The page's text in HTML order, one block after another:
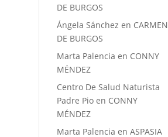
DE BURGOS
Ángela Sánchez en CARMEN
DE BURGOS
Marta Palencia en CONNY
MÉNDEZ
Centro De Salud Naturista
Padre Pio en CONNY
MÉNDEZ
Marta Palencia enASPASIA